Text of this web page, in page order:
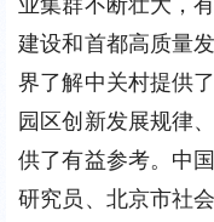
建设和首都高质量
界了解中关村提供
园区创新发展规律
供了有益参考。中
研究员、北京市社